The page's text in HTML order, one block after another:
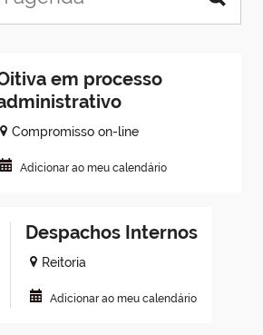
em processo
Compromisso on-line
Adicionar ao meu calendário
Despachos Internos
Reitoria
Adicionar ao meu calendário